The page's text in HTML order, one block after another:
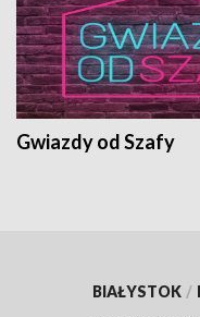
Gwiazdy od Szafy
BIAŁYSTOK /